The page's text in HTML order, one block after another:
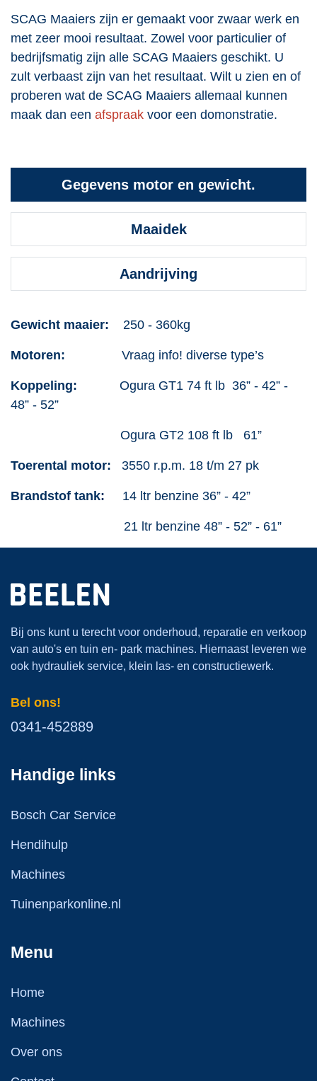
SCAG Maaiers zijn er gemaakt voor zwaar werk en
met zeer mooi resultaat. Zowel voor particulier of
bedrijfsmatig zijn alle SCAG Maaiers geschikt. U
zult verbaast zijn van het resultaat. Wilt u zien en of
proberen wat de SCAG Maaiers allemaal kunnen
maak dan een afspraak voor een domonstratie.
Gegevens motor en gewicht.
Maaidek
Aandrijving
Gewicht maaier: 250 - 360kg
Motoren: Vraag info! diverse type’s
Koppeling: Ogura GT1 74 ft lb 36” - 42” -
48” - 52”
Ogura GT2 108 ft lb 61”
Toerental motor: 3550 r.p.m. 18 t/m 27 pk
Brandstof tank: 14 ltr benzine 36” - 42”
21 ltr benzine 48” - 52” - 61”
Bij ons kunt u terecht voor onderhoud, reparatie en verkoop
van auto's en tuin en- park machines. Hiernaast leveren we
ook hydrauliek service, klein las- en constructiewerk.
Bel ons!
0341-452889
Handige links
Bosch Car Service
Hendihulp
Machines
Tuinenparkonline.nl
Menu
Home
Machines
Over ons